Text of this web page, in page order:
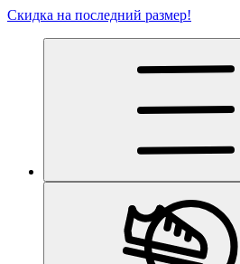
Скидка на последний размер!